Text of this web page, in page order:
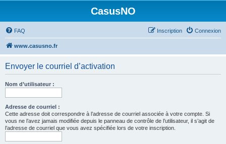
CasusNO
FAQ Connexion
Inscription
www.casusno.fr
Envoyer le courriel d’activation
Nom d’utilisateur :
Adresse de courriel :
Cette adresse doit correspondre à l’adresse de courriel associée à votre compte. Si
vous ne l’avez jamais modifiée depuis le panneau de contrôle de l’utilisateur, il s’agit de
l’adresse de courriel que vous avez spécifiée lors de votre inscription.